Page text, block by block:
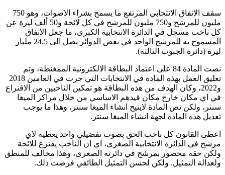
سقف الانفاق الانتخابي المرتفع ما يسمح بشراء الاصوات، وهو 750
مليون للمرشح و750 مليون للمرشح في كل لائحة و50 ألف ليرة عن
كل ناخب مسجل في الدائرة الانتخابية الكبرى، ما جعل الانفاق
المسموح به للمرشح الواحد في بعض الدوائر يصل الى 24.5 مليار
ليرة (دائرة الجنوب الثالثة).
نصت المادة 84 على اعتماد البطاقة الالكترونية الممغنطة، وتم
تعليق العمل بهذه المادة في الانتخابات التي جرت في العامين 2018
و2022، وكان الهدف من هذه البطاقة هو تمكين الناخبين من الاقتراع
في اي مكان خارج مكان قيدهم الاساسي من خلال مراكز الميغا
سنتر، ولكن نص المادة لايتيح انشاء الميغا سنتر، وهذا ما يوجب
تعديل هذه المادة لجهة انشاء الميغا سنتر.
اعطى القانون كل ناخب الحق بصوت تفضيلي واحد يعطيه لاي
مرشح في الدائرة الانتخابية الصغرى، اي ان الناخب يقترع للائحة
ولكن حقه محصور بمرشح في دائرته الصغرى، وهذا مخالف للمنطق
ولعدالة التمثيل. ولكن لحسن التمثيل الطائفي فرضت ذلك.